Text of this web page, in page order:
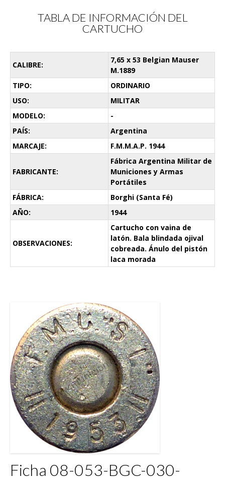
TABLA DE INFORMACIÓN DEL
CARTUCHO
CALIBRE:
7,65 x 53 Belgian Mauser
M.1889
TIPO:
ORDINARIO
USO:
MILITAR
MODELO:
-
PAÍS:
Argentina
MARCAJE:
F.M.M.A.P. 1944
FABRICANTE:
Fábrica Argentina Militar de
Municiones y Armas
Portátiles
FÁBRICA:
Borghi (Santa Fé)
AÑO:
1944
OBSERVACIONES:
Cartucho con vaina de
latón. Bala blindada ojival
cobreada. Ánulo del pistón
laca morada
Ficha 08-053-BGC-030-